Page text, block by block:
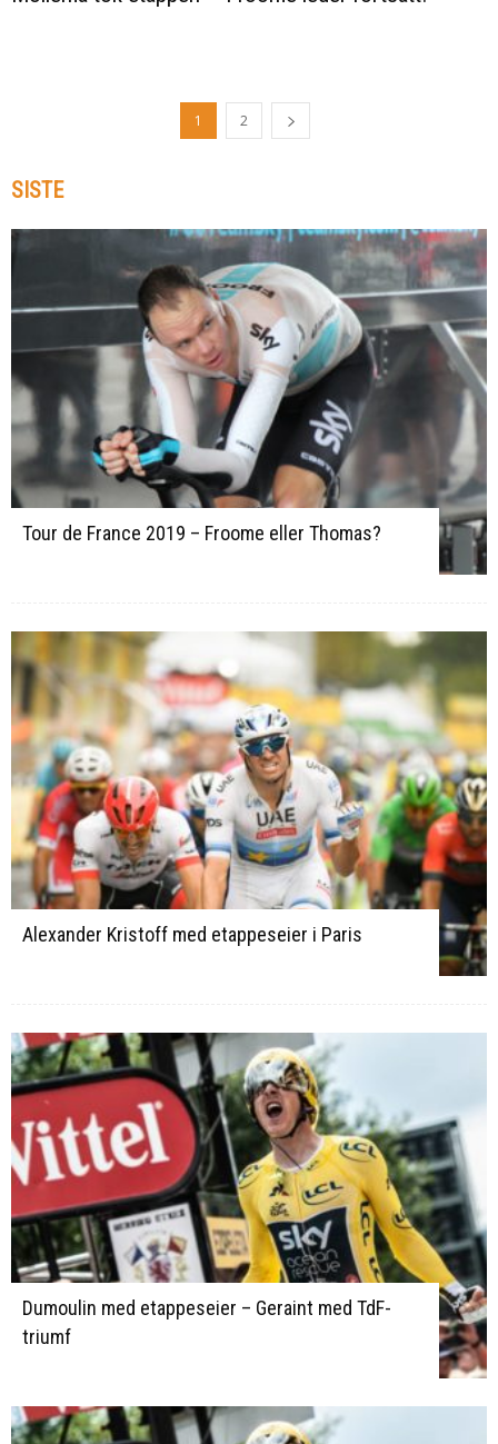
1 2
SISTE
Tour de France 2019 – Froome eller Thomas?
Alexander Kristoff med etappeseier i Paris
Dumoulin med etappeseier – Geraint med TdF-
triumf